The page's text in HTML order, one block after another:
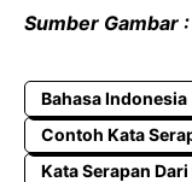
Sumber Gambar
Bahasa Indonesia
Contoh Kata
Kata Serapan